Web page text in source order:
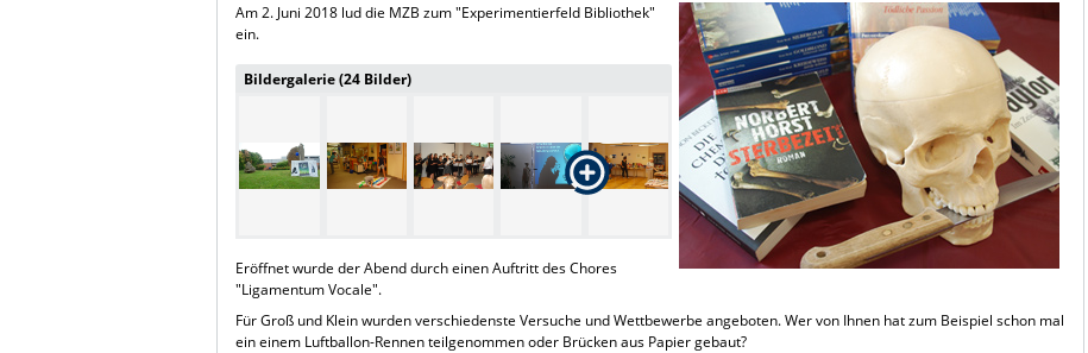
Am 2. Juni 2018 lud die MZB zum "Experimentierfeld Bibliothek"
ein.
Bildergalerie (24 Bilder)
Eröffnet wurde der Abend durch einen Auftritt des Chores
"Ligamentum Vocale".
Für Groß und Klein wurden verschiedenste Versuche und Wettbewerbe angeboten. Wer von Ihnen hat zum Beispiel schon mal
ein einem Luftballon-Rennen teilgenommen oder Brücken aus Papier gebaut?